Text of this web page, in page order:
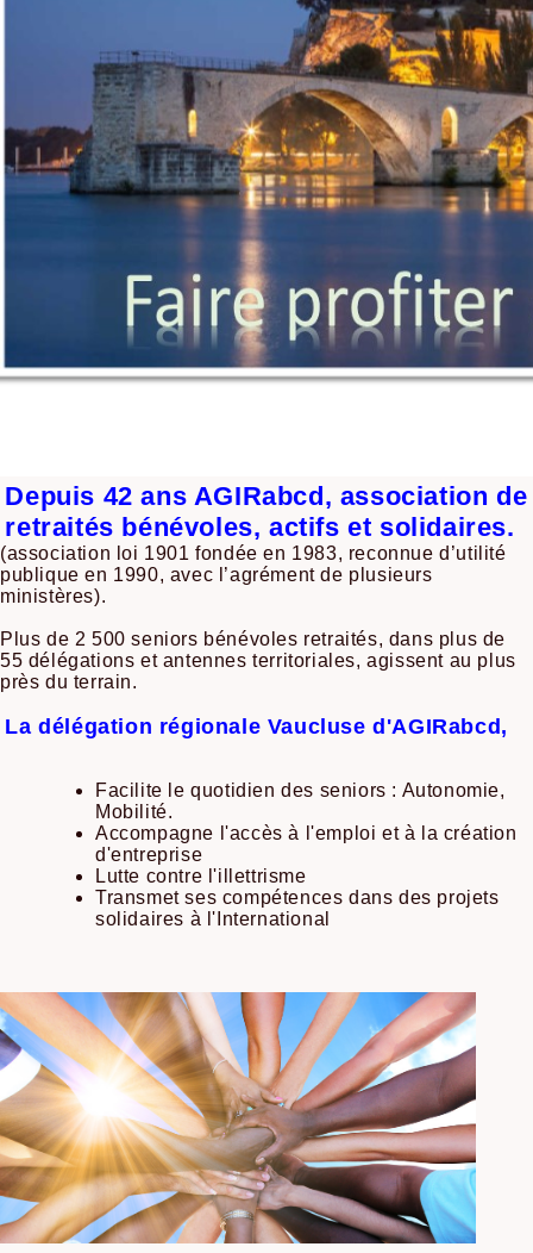
Depuis 42 ans AGIRabcd, association de
retraités bénévoles, actifs et solidaires.
(association loi 1901 fondée en 1983, reconnue d’utilité
publique en 1990, avec l’agrément de plusieurs
ministères).
Plus de 2 500 seniors bénévoles retraités, dans plus de
55 délégations et antennes territoriales, agissent au plus
près du terrain.
La délégation régionale Vaucluse d'AGIRabcd,
Facilite le quotidien des seniors : Autonomie,
Mobilité.
Accompagne l'accès à l'emploi et à la création
d'entreprise
Lutte contre l'illettrisme
Transmet ses compétences dans des projets
solidaires à l'International